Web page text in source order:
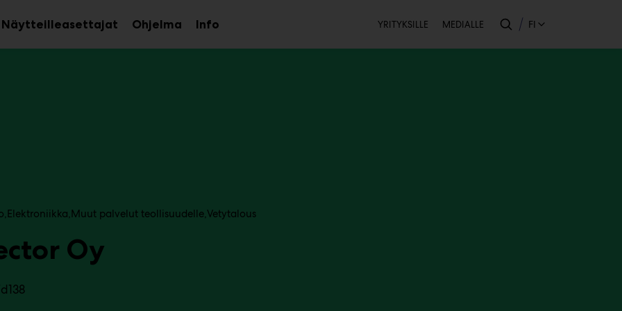
NäytteilleasettajatAvaa
alavalikko
Ohjelma InfoAvaa
alavalikko
Toissijainen
YRITYKSILLE MEDIALLE FI
Elektroniikka Muut palvelut teollisuudelle Vetytalous
Oy